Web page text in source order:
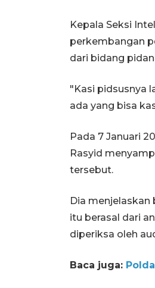
Kepala Seksi
perkembangan
dari bidang
"Kasi pidsusnya
ada yang bisa
Pada 7 Januari
Rasyid
tersebut.
Dia menjelaskan
itu berasal dari
diperiksa oleh
Baca juga: